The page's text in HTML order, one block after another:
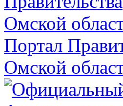
Портал
Омской